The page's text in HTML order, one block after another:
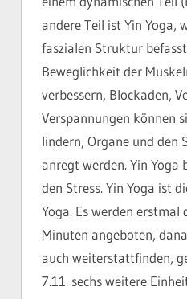
andere Teil ist Yin Yoga,
faszialen Struktur
Beweglichkeit der
verbessern, Blockaden,
Verspannungen können
lindern, Organe und den
anregt werden. Yin
den Stress. Yin Yoga ist
Yoga. Es werden erstmal
Minuten angeboten,
auch weiterstattfinden,
7.11. sechs weitere